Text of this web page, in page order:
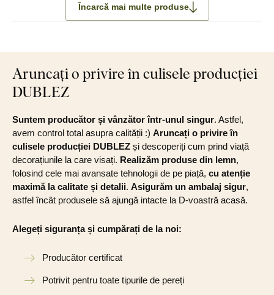
Încarcă mai multe produse
Aruncați o privire în culisele producției
DUBLEZ
Suntem producător și vânzător într-unul singur. Astfel,
avem control total asupra calității :) Aruncați o privire în
culisele producției DUBLEZ și descoperiți cum prind viață
decorațiunile la care visați. Realizăm produse din lemn,
folosind cele mai avansate tehnologii de pe piață, cu atenție
maximă la calitate și detalii. Asigurăm un ambalaj sigur,
astfel încât produsele să ajungă intacte la D-voastră acasă.
Alegeți siguranța și cumpărați de la noi:
Producător certificat
Potrivit pentru toate tipurile de pereți